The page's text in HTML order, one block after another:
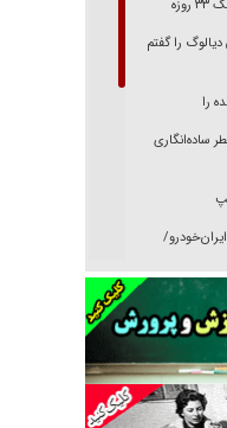
را گفتم
را
ساده‌انگاری
+ گفت‌وگو
جنگ رمضان/
کردیم